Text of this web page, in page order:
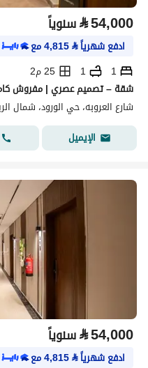
⃁54,000 سنوياً
ادفع شهرياً⃁
4,815مع
1
1
25 م2
شقة – تصميم عصري | مفروش
شارع العروبه، حي الورود، شمال
الإيميل
⃁54,000 سنوياً
ادفع شهرياً⃁
4,815مع